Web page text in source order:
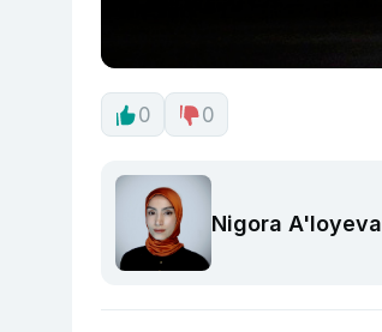
0 0
Nigora A'loyeva